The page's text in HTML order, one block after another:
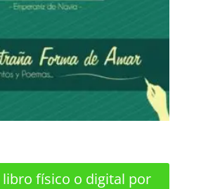
de amar
libro físico o digital por